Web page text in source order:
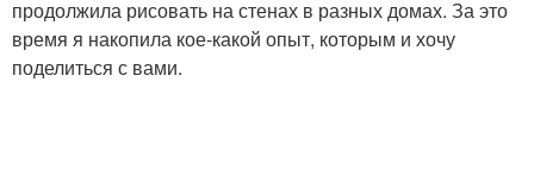
продолжила рисовать на стенах в разных домах. За это
время я накопила кое-какой опыт, которым и хочу
поделиться с вами.